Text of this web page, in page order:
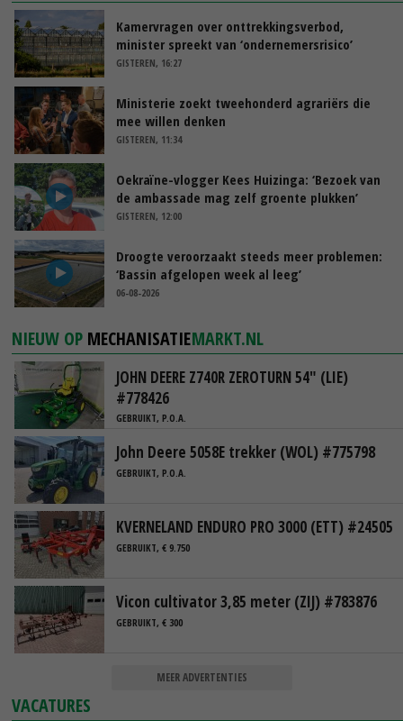
Kamervragen over onttrekkingsverbod,
minister spreekt van ‘ondernemersrisico’
GISTEREN, 16:27
Ministerie zoekt tweehonderd agrariërs die
mee willen denken
GISTEREN, 11:34
Oekraïne-vlogger Kees Huizinga: ‘Bezoek van
de ambassade mag zelf groente plukken’
GISTEREN, 12:00
Droogte veroorzaakt steeds meer problemen:
‘Bassin afgelopen week al leeg’
06-08-2026
NIEUW OP MECHANISATIEMARKT.NL
JOHN DEERE Z740R ZEROTURN 54" (LIE)
#778426
GEBRUIKT, P.O.A.
John Deere 5058E trekker (WOL) #775798
GEBRUIKT, P.O.A.
KVERNELAND ENDURO PRO 3000 (ETT) #24505
GEBRUIKT, € 9.750
Vicon cultivator 3,85 meter (ZIJ) #783876
GEBRUIKT, € 300
MEER ADVERTENTIES
VACATURES